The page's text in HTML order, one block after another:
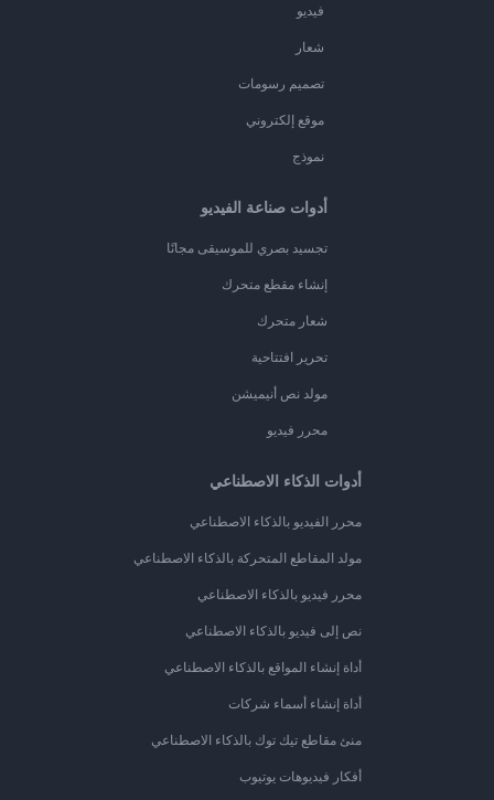
فيديو
شعار
تصميم رسومات
موقع إلكتروني
نموذج
أدوات صناعة الفيديو
تجسيد بصري للموسيقى مجانًا
إنشاء مقطع متحرك
شعار متحرك
تحرير افتتاحية
مولد نص أنيميشن
محرر فيديو
أدوات الذكاء الاصطناعي
محرر الفيديو بالذكاء الاصطناعي
مولد المقاطع المتحركة بالذكاء الاصطناعي
محرر فيديو بالذكاء الاصطناعي
نص إلى فيديو بالذكاء الاصطناعي
أداة إنشاء المواقع بالذكاء الاصطناعي
أداة إنشاء أسماء شركات
منئ مقاطع تيك توك بالذكاء الاصطناعي
أفكار فيديوهات يوتيوب